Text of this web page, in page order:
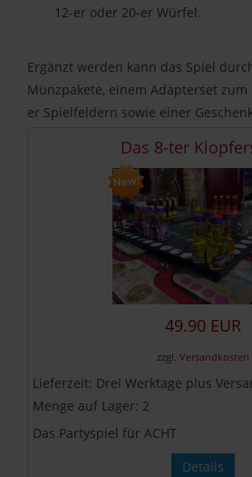
12-er oder 20-er Würfel.
Ergänzt werden kann das Spiel
Münzpakete, einem Adapterset zum
er Spielfeldern sowie einer
Das 8-ter
49.90 EUR
zzgl. Versandkosten
Lieferzeit: Drei Werktage plus
Menge auf Lager: 2
Das Partyspiel für ACHT
Details